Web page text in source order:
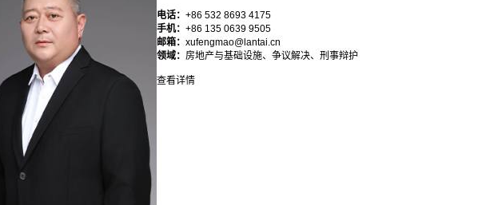
电话： +86 532 8693 4175
手机： +86 135 0639 9505
邮箱： xufengmao@lantai.cn
领域： 房地产与基础设施、争议解决、刑事辩护
查看详情